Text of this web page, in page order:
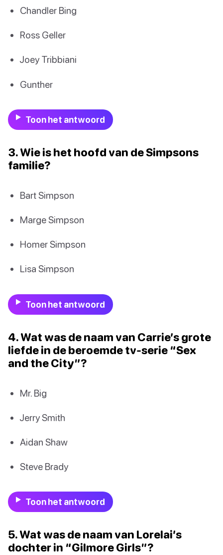
Chandler Bing
Ross Geller
Joey Tribbiani
Gunther
Toon het antwoord
3. Wie is het hoofd van de Simpsons
familie?
Bart Simpson
Marge Simpson
Homer Simpson
Lisa Simpson
Toon het antwoord
4. Wat was de naam van Carrie’s grote
liefde in de beroemde tv-serie “Sex
and the City”?
Mr. Big
Jerry Smith
Aidan Shaw
Steve Brady
Toon het antwoord
5. Wat was de naam van Lorelai’s
dochter in “Gilmore Girls”?